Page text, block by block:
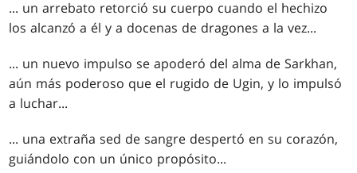
... un arrebato retorció su cuerpo cuando el hechizo
los alcanzó a él y a docenas de dragones a la vez...
... un nuevo impulso se apoderó del alma de Sarkhan,
aún más poderoso que el rugido de Ugin, y lo impulsó
a luchar...
... una extraña sed de sangre despertó en su corazón,
guiándolo con un único propósito...